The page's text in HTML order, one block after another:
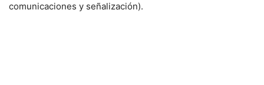
comunicaciones y señalización).